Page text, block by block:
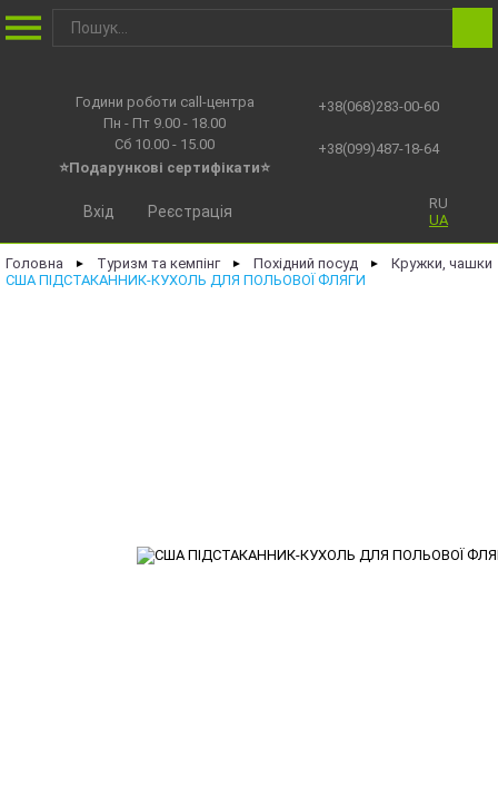
Години роботи call-центра
Пн - Пт 9.00 - 18.00
Сб 10.00 - 15.00
⭐Подарункові сертифікати⭐
+38(068)283-00-60
+38(099)487-18-64
RU
UA
Вхід Реєстрація
Головна ► Туризм та кемпінг ► Похідний посуд ►
Кружки, чашки
США ПІДСТАКАННИК-КУХОЛЬ ДЛЯ ПОЛЬОВОЇ ФЛЯГИ